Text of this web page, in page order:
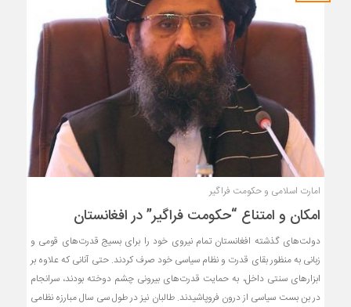
امارت اسلامی و حکومت فراگیر
امکان و امتناع “حکومت فراگیر” در افغانستان
دولت‌های گذشته افغانستان تمام نیروی خود را برای بسیج قدرت‌های قومی و
زبانی به منظور بقای قدرت و نظام سیاسی خود صرف کردند. حتی‌ آنانی ‌که علاوه بر
ابزارهای سنتی داخل، به حمایت قدرت‌های بیرونی چشم دوخته بودند، سرانجام
در بن بست سیاسی از درون فروپاشیدند. طالبان نیز در طول سی سال مبارزه نظامی‌